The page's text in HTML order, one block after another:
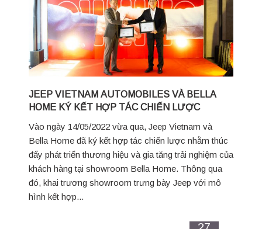
JEEP VIETNAM AUTOMOBILES VÀ BELLA
HOME KÝ KẾT HỢP TÁC CHIẾN LƯỢC
Vào ngày 14/05/2022 vừa qua, Jeep Vietnam và
Bella Home đã ký kết hợp tác chiến lược nhằm thúc
đẩy phát triển thương hiệu và gia tăng trải nghiệm của
khách hàng tại showroom Bella Home. Thông qua
đó, khai trương showroom trưng bày Jeep với mô
hình kết hợp...